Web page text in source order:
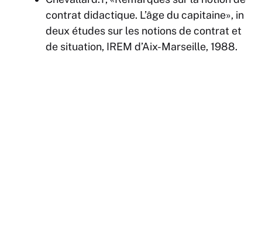
contrat didactique. L’âge du capitaine», in
deux études sur les notions de contrat et
de situation, IREM d’Aix-Marseille, 1988.